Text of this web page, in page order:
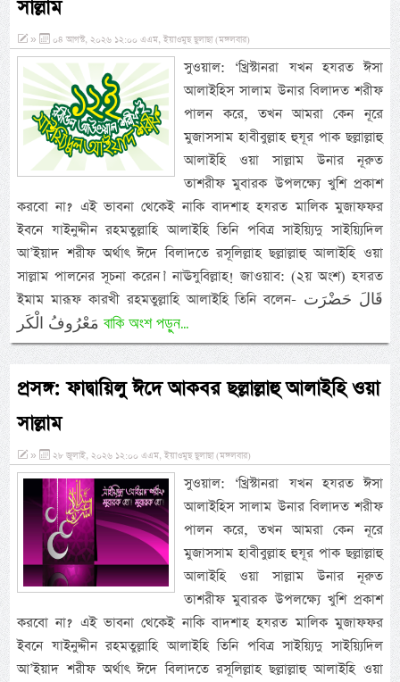
সাল্লাম
» ০৪ আগস্ট, ২০২৬ ১২:০০ এএম, ইয়াওমুছ ছুলাছা (মঙ্গলবার)
সুওয়াল: ‘খ্রিস্টানরা যখন হযরত ঈসা
আলাইহিস সালাম উনার বিলাদত শরীফ
পালন করে, তখন আমরা কেন নূরে
মুজাসসাম হাবীবুল্লাহ হুযূর পাক ছল্লাল্লাহু
আলাইহি ওয়া সাল্লাম উনার নূরুত
তাশরীফ মুবারক উপলক্ষ্যে খুশি প্রকাশ
করবো না? এই ভাবনা থেকেই নাকি বাদশাহ হযরত মালিক মুজাফফর
ইবনে যাইনুদ্দীন রহমতুল্লাহি আলাইহি তিনি পবিত্র সাইয়্যিদু সাইয়্যিদিল
আ’ইয়াদ শরীফ অর্থাৎ ঈদে বিলাদতে রসূলিল্লাহ ছল্লাল্লাহু আলাইহি ওয়া
সাল্লাম পালনের সূচনা করেন।’ নাঊযুবিল্লাহ! জাওয়াব: (২য় অংশ) হযরত
ইমাম মারূফ কারখী রহমতুল্লাহি আলাইহি তিনি বলেন- قَالَ حَضْرَت
مَعْرُوفُ الْكَرবাকি অংশ পড়ুন...
প্রসঙ্গ: ফাদ্বায়িলু ঈদে আকবর ছল্লাল্লাহু আলাইহি ওয়া
সাল্লাম
» ২৮ জুলাই, ২০২৬ ১২:০০ এএম, ইয়াওমুছ ছুলাছা (মঙ্গলবার)
সুওয়াল: ‘খ্রিস্টানরা যখন হযরত ঈসা
আলাইহিস সালাম উনার বিলাদত শরীফ
পালন করে, তখন আমরা কেন নূরে
মুজাসসাম হাবীবুল্লাহ হুযূর পাক ছল্লাল্লাহু
আলাইহি ওয়া সাল্লাম উনার নূরুত
তাশরীফ মুবারক উপলক্ষ্যে খুশি প্রকাশ
করবো না? এই ভাবনা থেকেই নাকি বাদশাহ হযরত মালিক মুজাফফর
ইবনে যাইনুদ্দীন রহমতুল্লাহি আলাইহি তিনি পবিত্র সাইয়্যিদু সাইয়্যিদিল
আ’ইয়াদ শরীফ অর্থাৎ ঈদে বিলাদতে রসূলিল্লাহ ছল্লাল্লাহু আলাইহি ওয়া